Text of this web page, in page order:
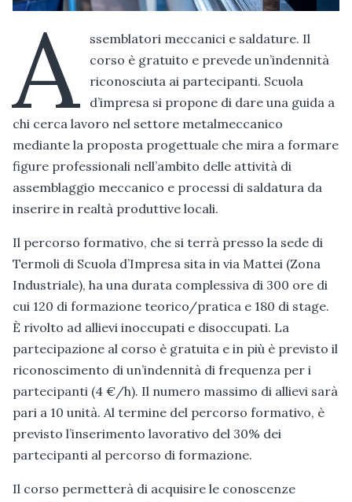
A
ssemblatori meccanici e saldature. Il
corso è gratuito e prevede un’indennità
riconosciuta ai partecipanti. Scuola
d’impresa si propone di dare una guida a
chi cerca lavoro nel settore metalmeccanico
mediante la proposta progettuale che mira a formare
figure professionali nell’ambito delle attività di
assemblaggio meccanico e processi di saldatura da
inserire in realtà produttive locali.
Il percorso formativo, che si terrà presso la sede di
Termoli di Scuola d’Impresa sita in via Mattei (Zona
Industriale), ha una durata complessiva di 300 ore di
cui 120 di formazione teorico/pratica e 180 di stage.
È rivolto ad allievi inoccupati e disoccupati. La
partecipazione al corso è gratuita e in più è previsto il
riconoscimento di un’indennità di frequenza per i
partecipanti (4 €/h). Il numero massimo di allievi sarà
pari a 10 unità. Al termine del percorso formativo, è
previsto l’inserimento lavorativo del 30% dei
partecipanti al percorso di formazione.
Il corso permetterà di acquisire le conoscenze